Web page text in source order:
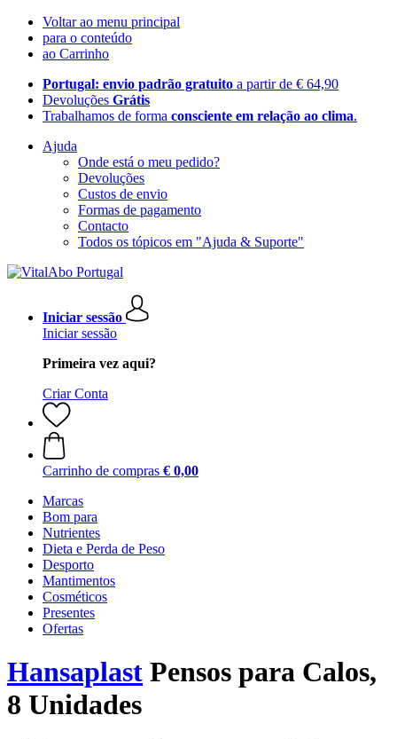
Voltar ao menu principal
para o conteúdo
ao Carrinho
Portugal: envio padrão gratuito a partir de € 64,90
Devoluções Grátis
Trabalhamos de forma consciente em relação ao clima.
Ajuda
Onde está o meu pedido?
Devoluções
Custos de envio
Formas de pagamento
Contacto
Todos os tópicos em "Ajuda & Suporte"
Iniciar sessão
Iniciar sessão
Primeira vez aqui?
Criar Conta
Carrinho de compras € 0,00
Marcas
Bom para
Nutrientes
Dieta e Perda de Peso
Desporto
Mantimentos
Cosméticos
Presentes
Ofertas
Hansaplast Pensos para Calos,
8 Unidades